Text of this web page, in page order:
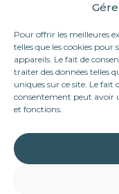
Pour offrir les meilleures
telles que les cookies
appareils. Le fait de
traiter des données telles
uniques sur ce site. Le fait
consentement peut avoir
et fonctions.
Nos protégés
Nos chiens à
Nos chats à
Nos chiens en
Nos adoptés
Nous aider
Parrainer
Devenir famille